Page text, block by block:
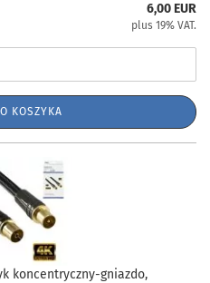
6,00 EUR
plus 19% VAT.
KOSZYKA
koncentryczny-gniazdo,